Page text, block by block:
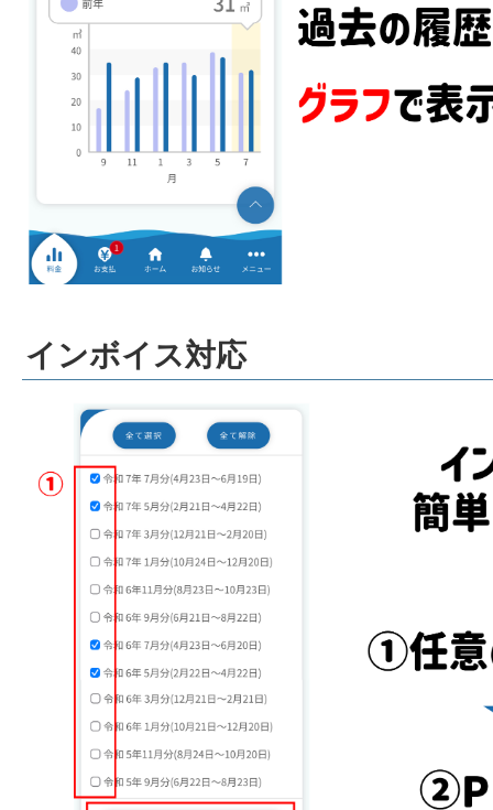
インボイス対応